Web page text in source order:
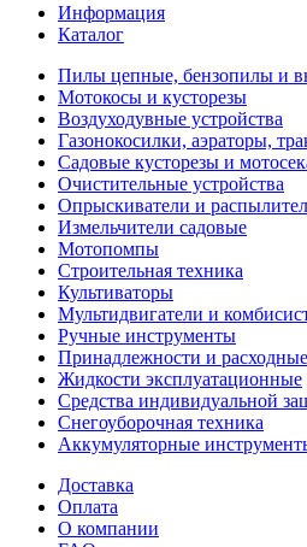
Информация
Каталог
Пилы цепные, бензопилы и
Мотокосы и кусторезы
Воздуходувные устройства
Газонокосилки, аэраторы,
Садовые кусторезы и
Очистительные устройства
Опрыскиватели и
Измельчители садовые
Мотопомпы
Строительная техника
Культиваторы
Мультидвигатели и
Ручные инструменты
Принадлежности и
Жидкости эксплуатационные
Средства индивидуальной
Снегоуборочная техника
Аккумуляторные
Доставка
Оплата
О компании